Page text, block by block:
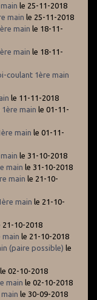
le 25-11-2018
main le 25-11-2018
main le 18-11-
main le 18-11-
coulant 1ère main
le 11-11-2018
1ère main le 01-11-
main le 01-11-
le 31-10-2018
main le 31-10-2018
main le 21-10-
main le 21-10-
21-10-2018
main le 21-10-2018
(paire possible) le
le 02-10-2018
main le 02-10-2018
le 30-09-2018